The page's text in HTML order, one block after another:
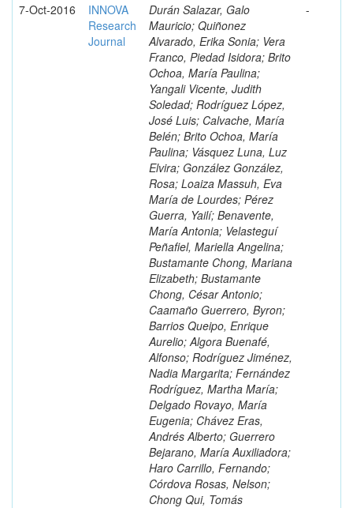
7-Oct-2016
INNOVA
Research
Journal
Durán Salazar, Galo
Mauricio; Quiñonez
Alvarado, Erika Sonia; Vera
Franco, Piedad Isidora; Brito
Ochoa, María Paulina;
Yangali Vicente, Judith
Soledad; Rodríguez López,
José Luis; Calvache, María
Belén; Brito Ochoa, María
Paulina; Vásquez Luna, Luz
Elvira; González González,
Rosa; Loaiza Massuh, Eva
María de Lourdes; Pérez
Guerra, Yailí; Benavente,
María Antonia; Velasteguí
Peñafiel, Mariella Angelina;
Bustamante Chong, Mariana
Elizabeth; Bustamante
Chong, César Antonio;
Caamaño Guerrero, Byron;
Barrios Queipo, Enrique
Aurelio; Algora Buenafé,
Alfonso; Rodríguez Jiménez,
Nadia Margarita; Fernández
Rodríguez, Martha María;
Delgado Rovayo, María
Eugenia; Chávez Eras,
Andrés Alberto; Guerrero
Bejarano, María Auxiliadora;
Haro Carrillo, Fernando;
Córdova Rosas, Nelson;
Chong Qui, Tomás
-